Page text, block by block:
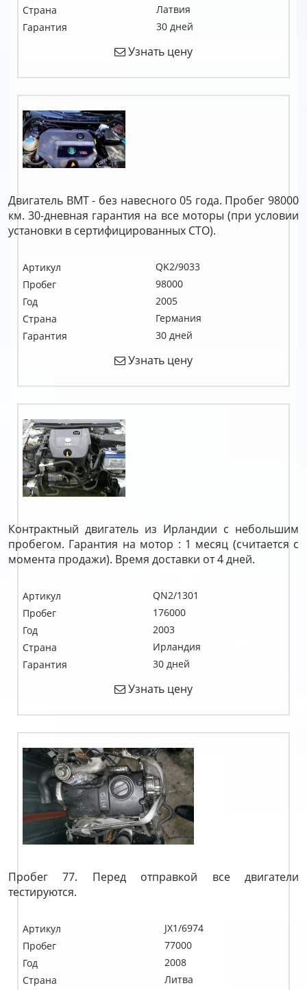
Страна
Латвия
Гарантия
30 дней
Узнать цену
Двигатель BMT - без навесного 05 года. Пробег 98000
км. 30-дневная гарантия на все моторы (при условии
установки в сертифицированных СТО).
Артикул
QK2/9033
Пробег
98000
Год
2005
Страна
Германия
Гарантия
30 дней
Узнать цену
Контрактный двигатель из Ирландии с небольшим
пробегом. Гарантия на мотор : 1 месяц (считается с
момента продажи). Время доставки от 4 дней.
Артикул
QN2/1301
Пробег
176000
Год
2003
Страна
Ирландия
Гарантия
30 дней
Узнать цену
Пробег 77. Перед отправкой все двигатели
тестируются.
Артикул
JX1/6974
Пробег
77000
Год
2008
Страна
Литва